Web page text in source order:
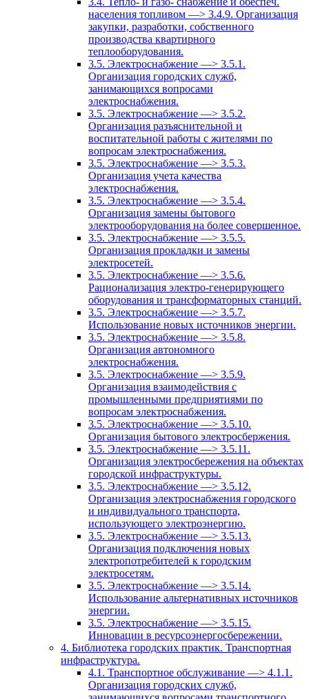
населения топливом —> 3.4.9. Организация
закупки, разработки, собственного
производства квартирного
теплооборудования.
3.5. Электроснабжение —> 3.5.1.
Организация городских служб,
занимающихся вопросами
электроснабжения.
3.5. Электроснабжение —> 3.5.2.
Организация разъяснительной и
воспитательной работы с жителями по
вопросам электроснабжения.
3.5. Электроснабжение —> 3.5.3.
Организация учета качества
электроснабжения.
3.5. Электроснабжение —> 3.5.4.
Организация замены бытового
электрооборудования на более совершенное.
3.5. Электроснабжение —> 3.5.5.
Организация прокладки и замены
электросетей.
3.5. Электроснабжение —> 3.5.6.
Рационализация электро-генерирующего
оборудования и трансформаторных станций.
3.5. Электроснабжение —> 3.5.7.
Использование новых источников энергии.
3.5. Электроснабжение —> 3.5.8.
Организация автономного
электроснабжения.
3.5. Электроснабжение —> 3.5.9.
Организация взаимодействия с
промышленными предприятиями по
вопросам электроснабжения.
3.5. Электроснабжение —> 3.5.10.
Организация бытового электросбержения.
3.5. Электроснабжение —> 3.5.11.
Организация электросбережения на объектах
городской инфраструктуры.
3.5. Электроснабжение —> 3.5.12.
Организация электроснабжения городского
и индивидуального транспорта,
использующего электроэнергию.
3.5. Электроснабжение —> 3.5.13.
Организация подключения новых
электропотребителей к городским
электросетям.
3.5. Электроснабжение —> 3.5.14.
Использование альтернативных источников
энергии.
3.5. Электроснабжение —> 3.5.15.
Инновации в ресурсоэнергосбережении.
4. Библиотека городских практик. Транспортная
инфраструктура.
4.1. Транспортное обслуживание —> 4.1.1.
Организация городских служб,